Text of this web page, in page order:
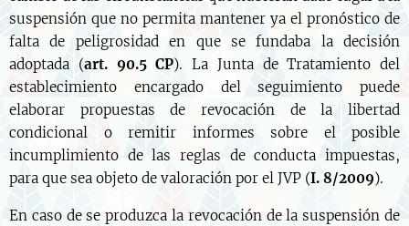
suspensión que no permita mantener ya el pronóstico de
falta de peligrosidad en que se fundaba la decisión
adoptada (art. 90.5 CP). La Junta de Tratamiento del
establecimiento encargado del seguimiento puede
elaborar propuestas de revocación de la libertad
condicional o remitir informes sobre el posible
incumplimiento de las reglas de conducta impuestas,
para que sea objeto de valoración por el JVP (I. 8/2009).
En caso de se produzca la revocación de la suspensión de